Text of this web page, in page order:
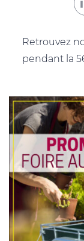
Retrouvez
pendant la